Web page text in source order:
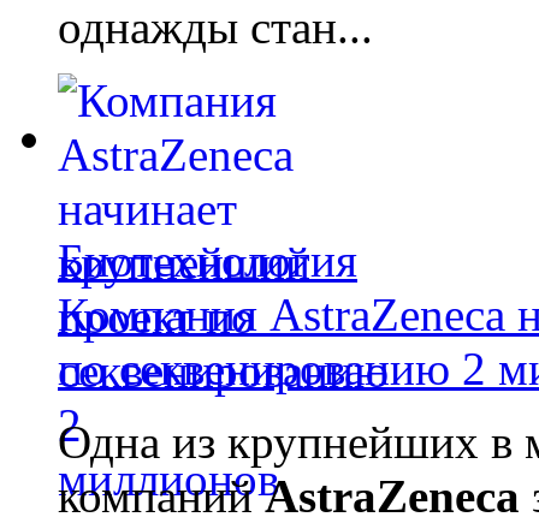
однажды стан...
Биотехнология
Компания AstraZeneca
по секвенированию 2
Одна из крупнейших в
компанийAstraZeneca